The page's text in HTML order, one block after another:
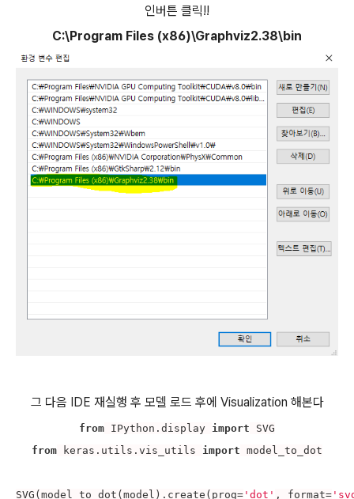
인버튼 클릭!!
C:\Program Files (x86)\Graphviz2.38\bin
그 다음 IDE 재실행 후 모델 로드 후에 Visualization 해본다
from IPython.display import
from keras.utils.vis_utils import model_to_dot
SVG(model_to_dot(model).create(prog= 'dot' , format=